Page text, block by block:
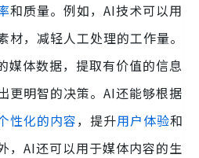
和质量。例如，AI技术可以用
材，减轻人工处理的工作量。
媒体数据，提取有价值的信息
更明智的决策。AI还能够根据
性化的内容，提升用户体验和
，AI还可以用于媒体内容的生